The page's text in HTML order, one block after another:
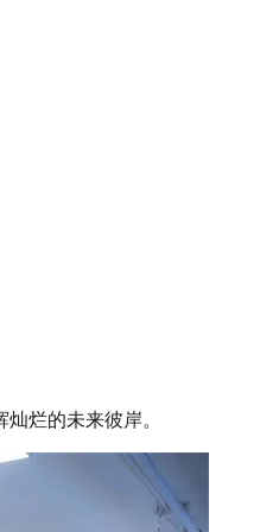
烂的未来彼岸。